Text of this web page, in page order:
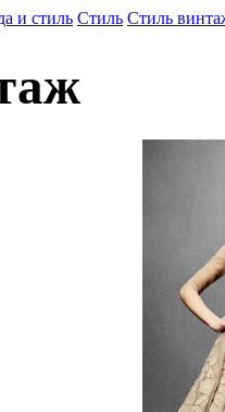
и стиль Стиль Стиль